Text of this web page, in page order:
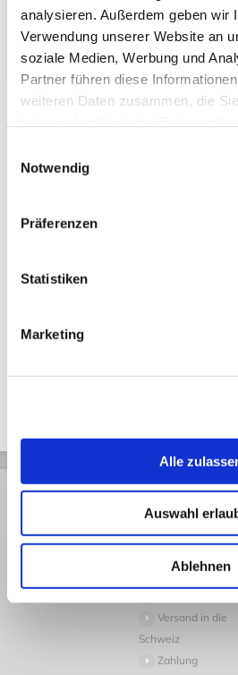
analysieren. Außerdem geben wir
Verwendung unserer Website an
soziale Medien, Werbung und
Partner führen diese
weiteren Daten zusammen, die
Notwendig
Präferenzen
Statistiken
Marketing
Alle
Auswahl
Ablehnen
Gewicht:
7,29 kg
Verpackungs­volumen:
22,3
Zuletzt angesehen
Tatami-Sondermaß
(hq:green Igusa) 45.0x90.0
Rechtliches
AGB
Rückversand
Häufige Fragen
Versand in die
Schweiz
Zahlung